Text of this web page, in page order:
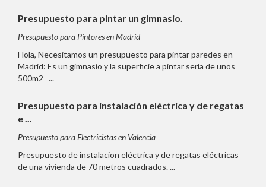
Presupuesto para pintar un gimnasio.
Presupuesto para Pintores en Madrid
Hola, Necesitamos un presupuesto para pintar paredes en
Madrid: Es un gimnasio y la superficie a pintar sería de unos
500m2 ...
Presupuesto para instalación eléctrica y de regatas
e ...
Presupuesto para Electricistas en Valencia
Presupuesto de instalacion eléctrica y de regatas eléctricas
de una vivienda de 70 metros cuadrados. ...